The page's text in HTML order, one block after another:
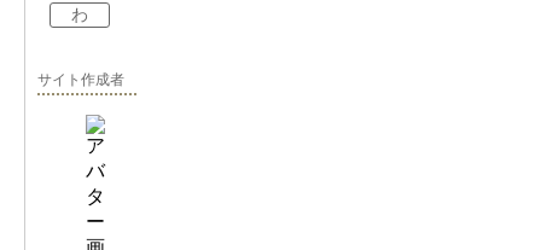
わ
サイト作成者